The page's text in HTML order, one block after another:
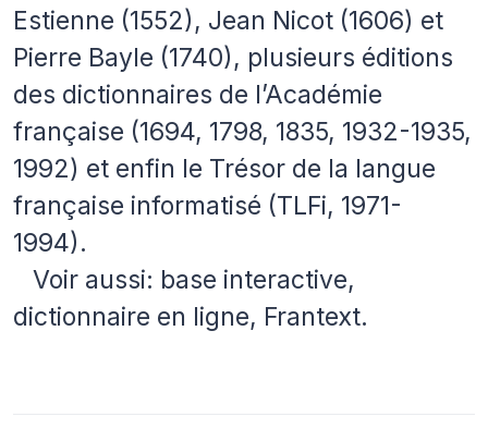
Estienne (1552), Jean Nicot (1606) et
Pierre Bayle (1740), plusieurs éditions
des dictionnaires de l’Académie
française (1694, 1798, 1835, 1932-1935,
1992) et enfin le Trésor de la langue
française informatisé (TLFi, 1971-
1994).
Voir aussi: base interactive,
dictionnaire en ligne, Frantext.